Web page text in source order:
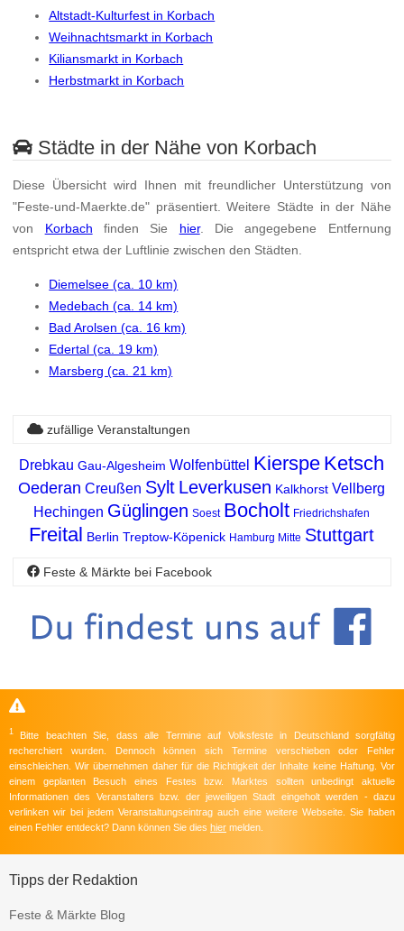
Altstadt-Kulturfest in Korbach
Weihnachtsmarkt in Korbach
Kiliansmarkt in Korbach
Herbstmarkt in Korbach
Städte in der Nähe von Korbach
Diese Übersicht wird Ihnen mit freundlicher Unterstützung von
"Feste-und-Maerkte.de" präsentiert. Weitere Städte in der Nähe
von Korbach finden Sie hier. Die angegebene Entfernung
entspricht etwa der Luftlinie zwischen den Städten.
Diemelsee (ca. 10 km)
Medebach (ca. 14 km)
Bad Arolsen (ca. 16 km)
Edertal (ca. 19 km)
Marsberg (ca. 21 km)
zufällige Veranstaltungen
Drebkau Gau-Algesheim Wolfenbüttel Kierspe Ketsch
Oederan Creußen Sylt Leverkusen Kalkhorst Vellberg
Hechingen Güglingen Soest Bocholt Friedrichshafen
Freital Berlin Treptow-Köpenick Hamburg Mitte Stuttgart
Feste & Märkte bei Facebook
1 Bitte beachten Sie, dass alle Termine auf Volksfeste in Deutschland sorgfältig
recherchiert wurden. Dennoch können sich Termine verschieben oder Fehler
einschleichen. Wir übernehmen daher für die Richtigkeit der Inhalte keine Haftung. Vor
einem geplanten Besuch eines Festes bzw. Marktes sollten unbedingt aktuelle
Informationen des Veranstalters bzw. der jeweiligen Stadt eingeholt werden - dazu
verlinken wir bei jedem Veranstaltungseintrag auch eine weitere Webseite. Sie haben
einen Fehler entdeckt? Dann können Sie dies hier melden.
Tipps der Redaktion
Feste & Märkte Blog